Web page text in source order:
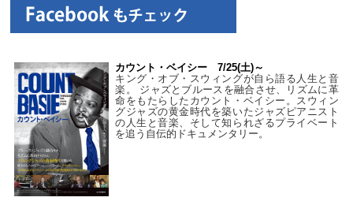
カウント・ベイシー 7/25(土)～
キング・オブ・スウィングが自ら語る人生と音
楽。 ジャズとブルースを融合させ、リズムに革
命をもたらしたカウント・ベイシー。スウィン
グジャズの黄金時代を築いたジャズピアニスト
の人生と音楽、そして知られざるプライベート
を追う自伝的ドキュメンタリー。